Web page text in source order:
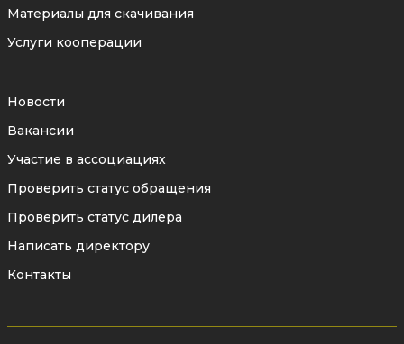
Материалы для скачивания
Услуги кооперации
Новости
Вакансии
Участие в ассоциациях
Проверить статус обращения
Проверить статус дилера
Написать директору
Контакты